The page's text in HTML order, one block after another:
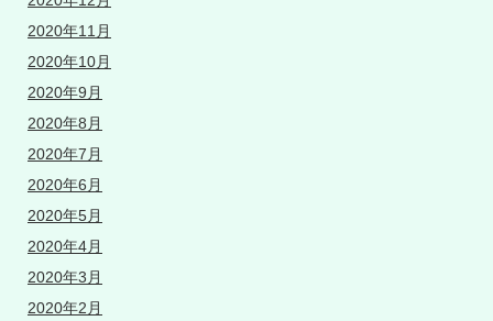
2020年11月
2020年10月
2020年9月
2020年8月
2020年7月
2020年6月
2020年5月
2020年4月
2020年3月
2020年2月